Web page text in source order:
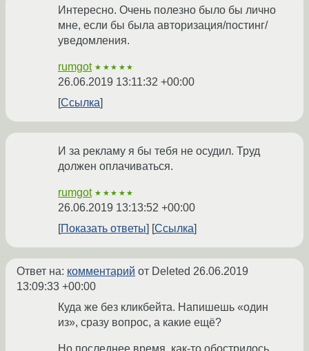
Интересно. Очень полезно было бы лично
мне, если бы была авторизация/постинг/
уведомления.
rumgot ★★★★★
26.06.2019 13:11:32 +00:00
Ссылка
И за рекламу я бы тебя не осудил. Труд
должен оплачиваться.
rumgot ★★★★★
26.06.2019 13:13:52 +00:00
Показать ответы
Ссылка
Ответ на: комментарий от Deleted 26.06.2019
13:09:33 +00:00
Куда же без кликбейта. Напишешь «один
из», сразу вопрос, а какие ещё?
Но последнее время, как-то обострилось,